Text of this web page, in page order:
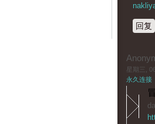
回复
星期三,
永久连接